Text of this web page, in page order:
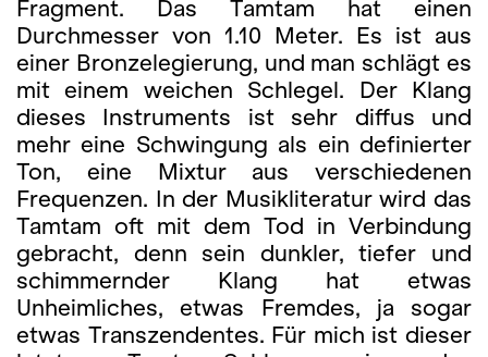
Fragment. Das Tamtam hat einen
Durchmesser von 1.10 Meter. Es ist aus
einer Bronzelegierung, und man schlägt es
mit einem weichen Schlegel. Der Klang
dieses Instruments ist sehr diffus und
mehr eine Schwingung als ein definierter
Ton, eine Mixtur aus verschiedenen
Frequenzen. In der Musikliteratur wird das
Tamtam oft mit dem Tod in Verbindung
gebracht, denn sein dunkler, tiefer und
schimmernder Klang hat etwas
Unheimliches, etwas Fremdes, ja sogar
etwas Transzendentes. Für mich ist dieser